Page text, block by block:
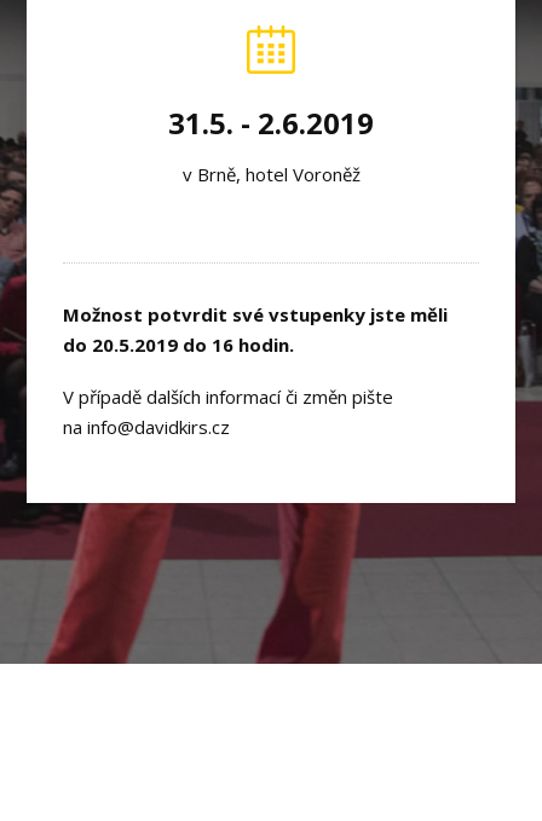
31.5. - 2.6.2019
v Brně, hotel Voroněž
Možnost potvrdit své vstupenky jste měli
do 20.5.2019 do 16 hodin.
V případě dalších informací či změn pište
na info@davidkirs.cz